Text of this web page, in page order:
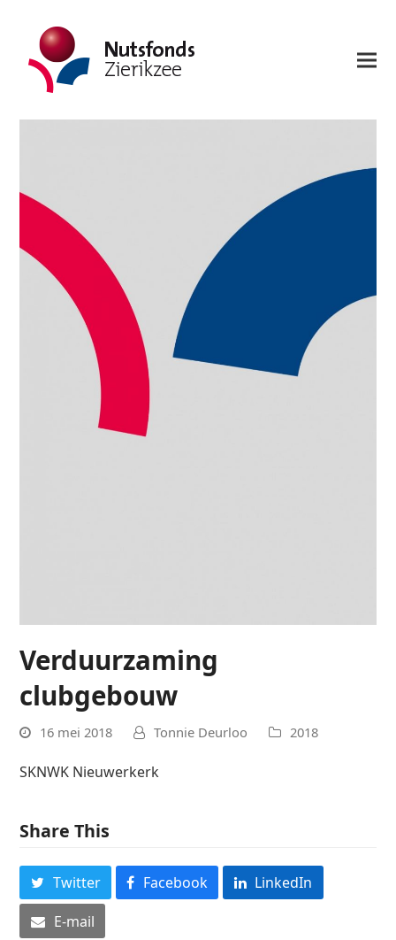
Verduurzaming
clubgebouw
16 mei 2018 Tonnie Deurloo 2018
SKNWK Nieuwerkerk
Share This
Twitter Facebook
LinkedIn
E-mail